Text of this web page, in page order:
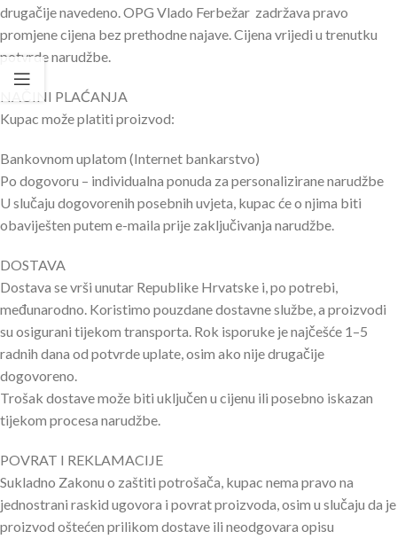
drugačije navedeno. OPG Vlado Ferbežar zadržava pravo
promjene cijena bez prethodne najave. Cijena vrijedi u trenutku
potvrde narudžbe.
NAČINI PLAĆANJA
Kupac može platiti proizvod:
Bankovnom uplatom (Internet bankarstvo)
Po dogovoru – individualna ponuda za personalizirane narudžbe
U slučaju dogovorenih posebnih uvjeta, kupac će o njima biti
obaviješten putem e-maila prije zaključivanja narudžbe.
DOSTAVA
Dostava se vrši unutar Republike Hrvatske i, po potrebi,
međunarodno. Koristimo pouzdane dostavne službe, a proizvodi
su osigurani tijekom transporta. Rok isporuke je najčešće 1–5
radnih dana od potvrde uplate, osim ako nije drugačije
dogovoreno.
Trošak dostave može biti uključen u cijenu ili posebno iskazan
tijekom procesa narudžbe.
POVRAT I REKLAMACIJE
Sukladno Zakonu o zaštiti potrošača, kupac nema pravo na
jednostrani raskid ugovora i povrat proizvoda, osim u slučaju da je
proizvod oštećen prilikom dostave ili neodgovara opisu